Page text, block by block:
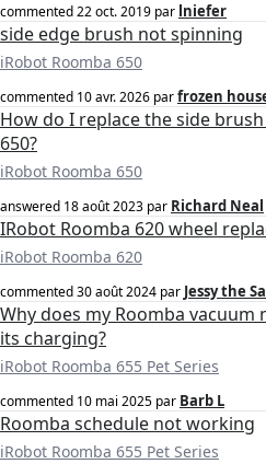
commented22 oct. 2019 par lniefer
side edge brush not spinning
iRobot Roomba 650
commented 10 avr. 2026 parfrozen
How do I replace the side
650?
iRobot Roomba 650
answered 18 août 2023 par Richard Neal
IRobot Roomba 620 wheel
iRobot Roomba 620
commented30 août 2024 par Jessy the
Why does my Roomba
its charging?
iRobot Roomba 655 Pet Series
commented 10 mai 2025 par Barb L
Roomba schedule not working
iRobot Roomba 655 Pet Series